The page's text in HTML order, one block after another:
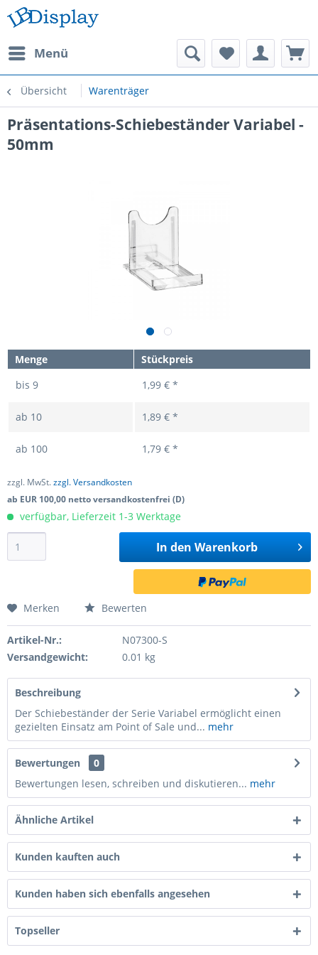
Menü
Übersicht Warenträger
Präsentations-Schiebeständer Variabel -
50mm
Menge
Stückpreis
bis 9 1,99 € *
ab 10 1,89 € *
ab 100 1,79 € *
zzgl. MwSt.zzgl. Versandkosten
ab EUR 100,00 netto versandkostenfrei (D)
verfügbar, Lieferzeit 1-3 Werktage
In den Warenkorb
Merken Bewerten
Artikel-Nr.:
N07300-S
Versandgewicht:
0.01 kg
Beschreibung
Der Schiebeständer der Serie Variabel ermöglicht einen
gezielten Einsatz am Point of Sale und... mehr
Bewertungen
0
Bewertungen lesen, schreiben und diskutieren... mehr
Ähnliche Artikel
Kunden kauften auch
Kunden haben sich ebenfalls angesehen
Topseller